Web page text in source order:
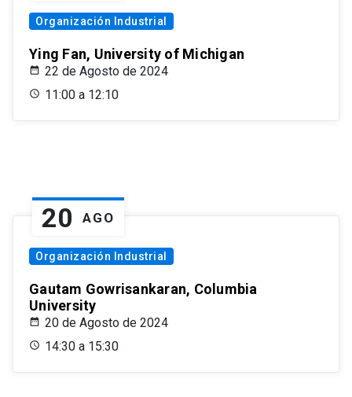
Organización Industrial
Ying Fan, University of Michigan
22 de Agosto de 2024
11:00 a 12:10
20 AGO
Organización Industrial
Gautam Gowrisankaran, Columbia
University
20 de Agosto de 2024
14:30 a 15:30